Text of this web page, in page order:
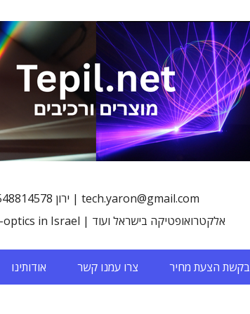
0548814578 ירון | tech.yaron@gmail.com
Electro-optics in Israel | אלקטרואופטיקה בישראל ועוד
אודותינו צרו עמנו קשר בקשת הצעת מחיר